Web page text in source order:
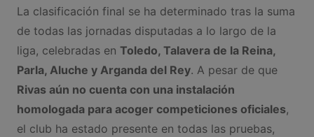
La clasificación final se ha determinado tras la suma
de todas las jornadas disputadas a lo largo de la
liga, celebradas en Toledo, Talavera de la Reina,
Parla, Aluche y Arganda del Rey. A pesar de que
Rivas aún no cuenta con una instalación
homologada para acoger competiciones oficiales,
el club ha estado presente en todas las pruebas,